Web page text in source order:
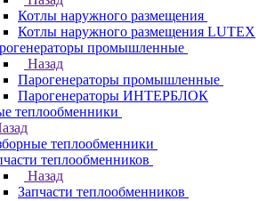
Котлы наружного размещения
Котлы наружного размещения LUTEX
промышленные
Назад
Парогенераторы промышленные
Парогенераторы ИНТЕРБЛОК
теплообменники
теплообменники
теплообменников
Назад
Запчасти теплообменников